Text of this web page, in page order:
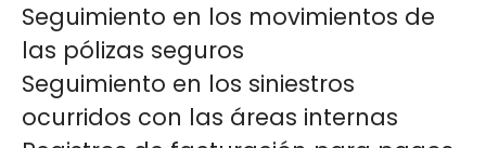
Seguimiento en los movimientos de
las pólizas seguros
Seguimiento en los siniestros
ocurridos con las áreas internas